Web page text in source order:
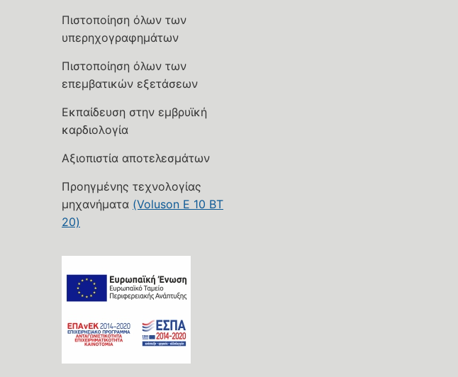
Πιστοποίηση όλων των
υπερηχογραφημάτων
Πιστοποίηση όλων των
επεμβατικών εξετάσεων
Εκπαίδευση στην εμβρυϊκή
καρδιολογία
Αξιοπιστία αποτελεσμάτων
Προηγμένης τεχνολογίας
μηχανήματα (Voluson E 10 BT
20)